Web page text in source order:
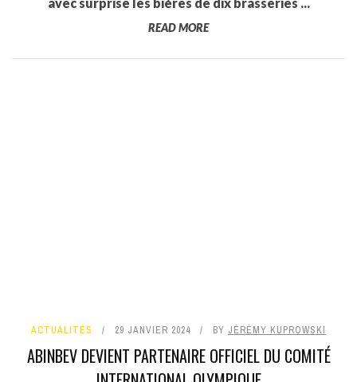
READ MORE
ACTUALITÉS 29 JANVIER 2024 BY JÉRÉMY KUPROWSKI
ABINBEV DEVIENT PARTENAIRE OFFICIEL DU COMITÉ